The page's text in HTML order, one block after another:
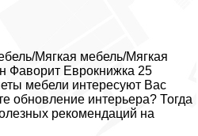
Мягкая мебель/Мягкая
Фаворит Еврокнижка 25
мебели интересуют Вас
обновление интерьера? Тогда
рекомендаций на